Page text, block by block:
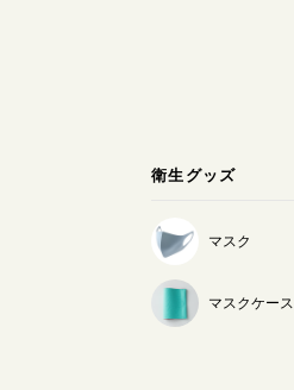
衛生グッズ
マスク
マスクケース